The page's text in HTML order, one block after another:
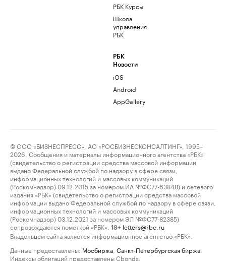
РБК Курсы
Школа
управления
РБК
РБК
Новости
iOS
Android
AppGallery
© ООО «БИЗНЕСПРЕСС», АО «РОСБИЗНЕСКОНСАЛТИНГ», 1995–
2026. Сообщения и материалы информационного агентства «РБК»
(свидетельство о регистрации средства массовой информации
выдано Федеральной службой по надзору в сфере связи,
информационных технологий и массовых коммуникаций
(Роскомнадзор) 09.12.2015 за номером ИА №ФС77-63848) и сетевого
издания «РБК» (свидетельство о регистрации средства массовой
информации выдано Федеральной службой по надзору в сфере связи,
информационных технологий и массовых коммуникаций
(Роскомнадзор) 03.12.2021 за номером ЭЛ №ФС77-82385)
сопровождаются пометкой «РБК».
18+ letters@rbc.ru
Владельцем сайта является информационное агентство «РБК».
Данные предоставлены: Мосбиржа Санкт-Петербургская биржа
Индексы облигаций предоставлены Cbonds.